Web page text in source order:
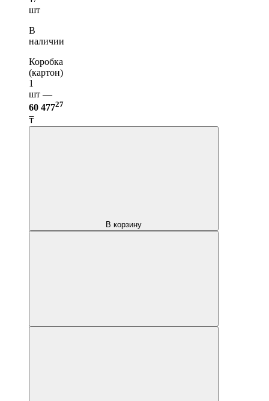
шт
В
наличии
Коробка
(картон)
1
шт —
60 47727
₸
В корзину